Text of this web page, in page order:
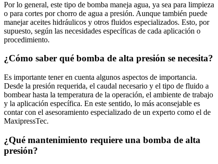
Por lo general, este tipo de bomba maneja agua, ya sea para limpieza
o para cortes por chorro de agua a presión. Aunque también puede
manejar aceites hidráulicos y otros fluidos especializados. Esto, por
supuesto, según las necesidades específicas de cada aplicación o
procedimiento.
¿Cómo saber qué bomba de alta presión se necesita?
Es importante tener en cuenta algunos aspectos de importancia.
Desde la presión requerida, el caudal necesario y el tipo de fluido a
bombear hasta la temperatura de la operación, el ambiente de trabajo
y la aplicación específica. En este sentido, lo más aconsejable es
contar con el asesoramiento especializado de un experto como el de
MaxipressTec.
¿Qué mantenimiento requiere una bomba de alta
presión?